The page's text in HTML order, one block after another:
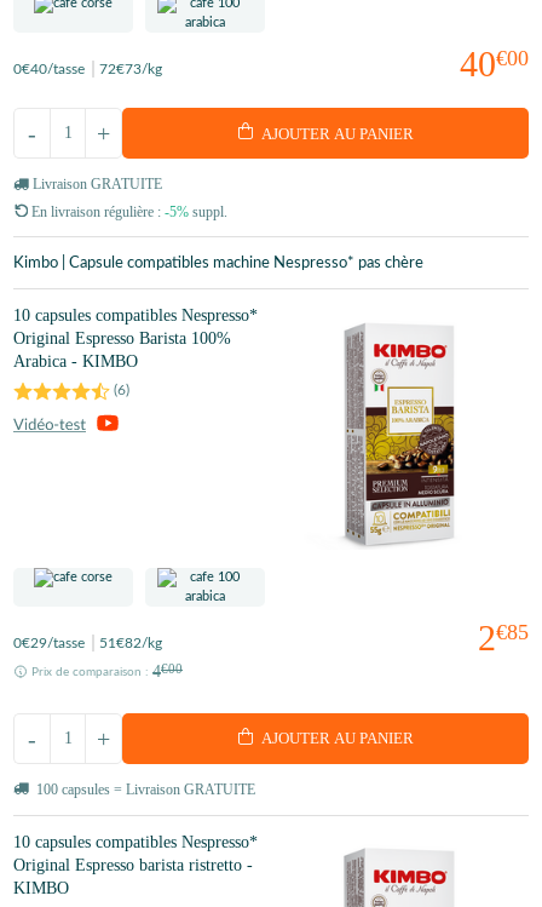
40€00
0€40/tasse 72€73/kg
+
- AJOUTER AU PANIER
Livraison GRATUITE
En livraison régulière : -5% suppl.
Kimbo | Capsule compatibles machine Nespresso* pas chère
10 capsules compatibles Nespresso*
Original Espresso Barista 100%
Arabica - KIMBO
(6)
2€85
0€29/tasse 51€82/kg
Prix de comparaison : 4€00
+
- AJOUTER AU PANIER
100 capsules = Livraison GRATUITE
10 capsules compatibles Nespresso*
Original Espresso barista ristretto -
KIMBO